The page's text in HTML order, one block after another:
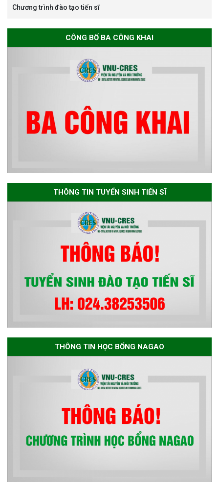
Thông báo chương trình học
bổng Nagao tại Việt Nam năm
ban chuyên môn đánh giá hồ
sơ chuyên môn cho các thí sinh
dự tuyển nghiên cứu sinh đợt 1
Thông báo danh sách thí sinh
đủ điều kiện dự tuyển Chương
trình đào tạo tiến sĩ chuyên
ngành Môi trường và phát triển
bền vững đợt 1 năm 2026
Chương trình đào tạo tiến sĩ
CÔNG BỐ BA CÔNG KHAI
THÔNG TIN TUYỂN SINH TIẾN SĨ
THÔNG TIN HỌC BỔNG NAGAO